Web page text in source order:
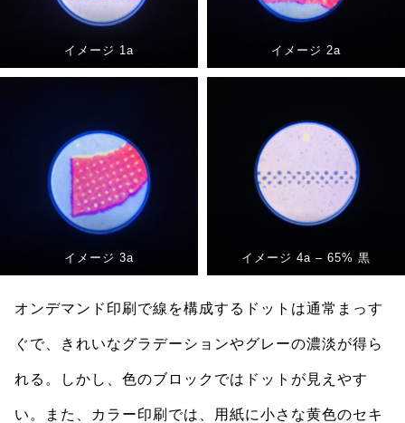
イメージ 1a イメージ 2a
イメージ 3a イメージ 4a – 65% 黒
オンデマンド印刷で線を構成するドットは通常まっす
ぐで、きれいなグラデーションやグレーの濃淡が得ら
れる。しかし、色のブロックではドットが見えやす
い。また、カラー印刷では、用紙に小さな黄色のセキ